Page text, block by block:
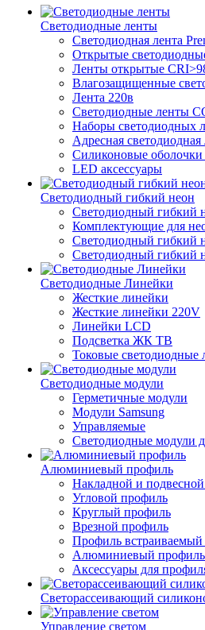
Светодиодные ленты
Светодиодная лента
Открытые
Ленты открытые
Влагозащищенные
Лента 220в
Светодиодные ленты
Наборы светодиодных
Адресная светодиодная
Силиконовые
LED аксессуары
Светодиодный гибкий неон
Светодиодный гибкий
Комплектующие для
Светодиодный гибкий
Светодиодный гибкий
Светодиодные Линейки
Жесткие линейки
Жесткие линейки 220V
Линейки LCD
Подсветка ЖК ТВ
Токовые светодиодные
Светодиодные модули
Герметичные модули
Модули Samsung
Управляемые
Светодиодные модули
Алюминиевый профиль
Накладной и
Угловой профиль
Круглый профиль
Врезной профиль
Профиль встраиваемый
Алюминиевый профиль
Аксессуары для
Светорассеивающий
Управление светом